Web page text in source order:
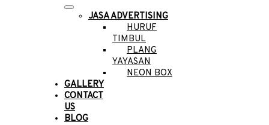
JASA ADVERTISING
HURUF
TIMBUL
PLANG
YAYASAN
NEON BOX
GALLERY
CONTACT
US
BLOG